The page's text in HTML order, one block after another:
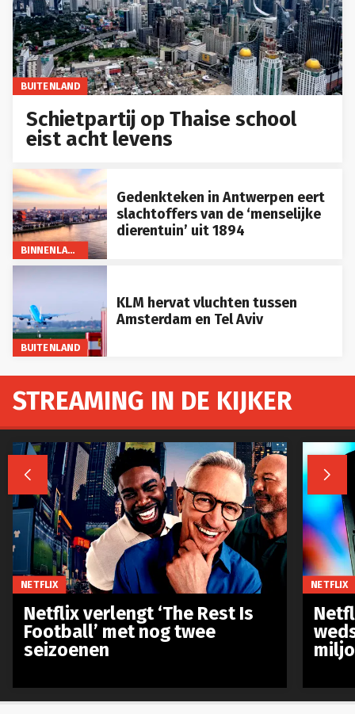
BUITENLAND
Schietpartij op Thaise school
eist acht levens
BINNENLAND
Gedenkteken in Antwerpen eert
slachtoffers van de ‘menselijke
dierentuin’ uit 1894
BUITENLAND
KLM hervat vluchten tussen
Amsterdam en Tel Aviv
STREAMING IN DE KIJKER
 
NETFLIX
Netflix verlengt ‘The Rest Is
Football’ met nog twee
seizoenen
NETFLIX